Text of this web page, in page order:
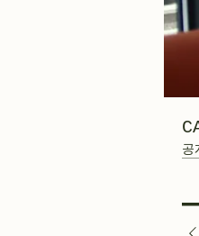
공